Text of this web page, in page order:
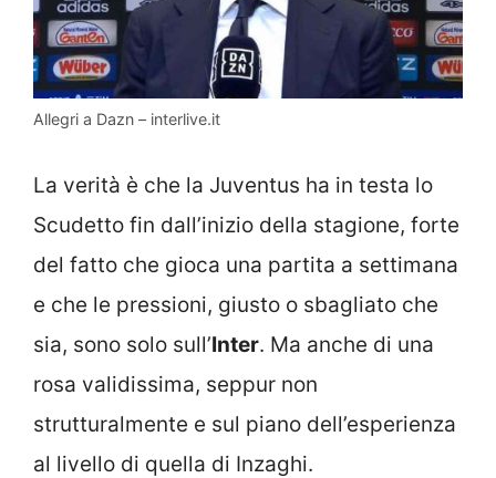
Allegri a Dazn – interlive.it
La verità è che la Juventus ha in testa lo
Scudetto fin dall’inizio della stagione, forte
del fatto che gioca una partita a settimana
e che le pressioni, giusto o sbagliato che
sia, sono solo sull’Inter. Ma anche di una
rosa validissima, seppur non
strutturalmente e sul piano dell’esperienza
al livello di quella di Inzaghi.